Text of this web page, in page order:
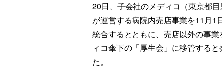
20日、子会社のメディコ（東京都目
が運営する病院内売店事業を11月1
統合するとともに、売店以外の事業
ィコ傘下の「厚生会」に移管すると
た。